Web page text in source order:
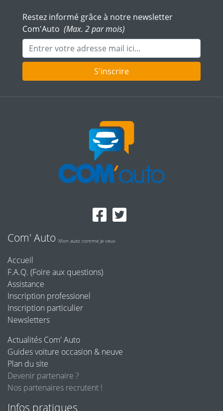
Restez informé grâce à notre newsletter
Com'Auto (Max. 2 par mois)
Adresse mail
S'inscrire
Com' Auto Mon auto comme je veux
Accueil
F.A.Q. (Foire aux questions)
Assistance
Inscription professionel
Inscription particulier
Newsletters
Actualités Com' Auto
Guides voiture occasion & neuve
Plan du site
Devenir partenaire ?
Nos partenaires recrutent !
Infos pratiques